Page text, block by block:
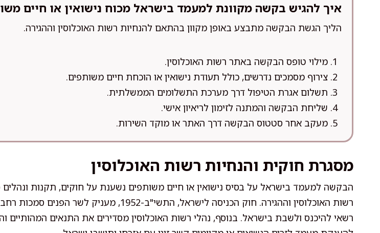
איך להגיש בקשה מקוונת למעמד בישראל מכוח נישואין או חיים
הליך הגשת הבקשה מתבצע באופן מקוון בהתאם להנחיות רשות האוכלוסין וההגירה.
מילוי טופס הבקשה באתר רשות האוכלוסין.
צירוף מסמכים נדרשים, כולל תעודת נישואין או הוכחת חיים משותפים.
תשלום אגרת הטיפול דרך מערכת התשלומים הממשלתית.
שליחת הבקשה והמתנה לזימון לריאיון אישי.
מעקב אחר סטטוס הבקשה דרך האתר או מוקד השירות.
מסגרת חוקית והנחיות רשות האוכלוסין
הבקשה למעמד בישראל על בסיס נישואין או חיים משותפים נשענת על חוקים, תקנות ונהלים
רשות האוכלוסין וההגירה. חוק הכניסה לישראל, התשי"ב-1952, מעניק
רשאי להיכנס ולשבת בישראל. בנוסף, נהלי רשות האוכלוסין מסדירים את התנאים המהותיים